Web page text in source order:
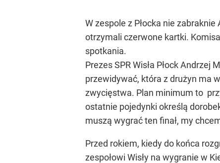
W zespole z Płocka nie
otrzymali czerwone kartki.
spotkania.
Prezes SPR Wisła Płock
przewidywać, która z drużyn ma
zwycięstwa. Plan minimum to
ostatnie pojedynki określą
muszą wygrać ten finał, my
Przed rokiem, kiedy do końca
zespołowi Wisły na wygranie w